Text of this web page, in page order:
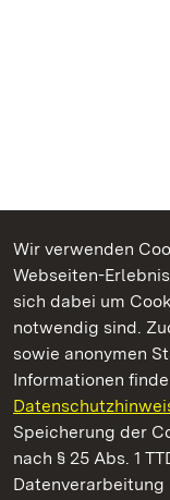
Wir verwenden
Webseiten-
sich dabei um
notwendig sind.
sowie anonymen
Informationen
Speicherung der
nach § 25 Abs. 1
Datenverarbeitung
Kommen.
Staatliche Schlösser
Staatliche